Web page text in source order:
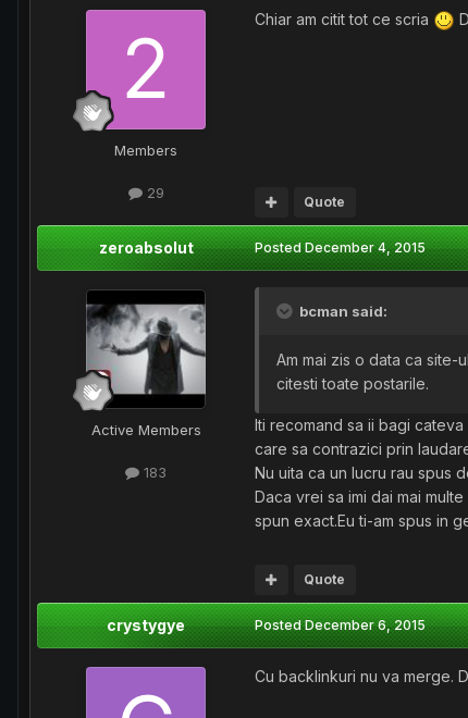
Members
29
Chiar am citit tot ce scria
Quote
zeroabsolut
Active Members
183
PostedDecember 4, 2015
bcman said:
Am mai zis o data ca
citesti toate postarile.
Iti recomand sa ii bagi
care sa contrazici prin
Nu uita ca un lucru rau spus
Daca vrei sa imi dai mai
spun exact.Eu ti-am spus in
Quote
crystygye PostedDecember 6, 2015
Cu backlinkuri nu va merge.